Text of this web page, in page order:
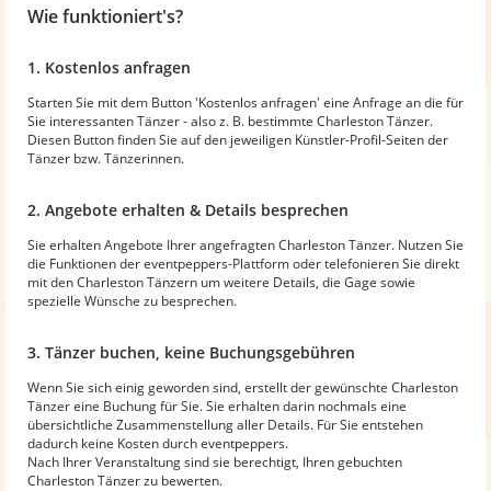
Wie funktioniert's?
1. Kostenlos anfragen
Starten Sie mit dem Button 'Kostenlos anfragen' eine Anfrage an die für
Sie interessanten Tänzer - also z. B. bestimmte Charleston Tänzer.
Diesen Button finden Sie auf den jeweiligen Künstler-Profil-Seiten der
Tänzer bzw. Tänzerinnen.
2. Angebote erhalten & Details besprechen
Sie erhalten Angebote Ihrer angefragten Charleston Tänzer. Nutzen Sie
die Funktionen der eventpeppers-Plattform oder telefonieren Sie direkt
mit den Charleston Tänzern um weitere Details, die Gage sowie
spezielle Wünsche zu besprechen.
3. Tänzer buchen, keine Buchungsgebühren
Wenn Sie sich einig geworden sind, erstellt der gewünschte Charleston
Tänzer eine Buchung für Sie. Sie erhalten darin nochmals eine
übersichtliche Zusammenstellung aller Details. Für Sie entstehen
dadurch keine Kosten durch eventpeppers.
Nach Ihrer Veranstaltung sind sie berechtigt, Ihren gebuchten
Charleston Tänzer zu bewerten.